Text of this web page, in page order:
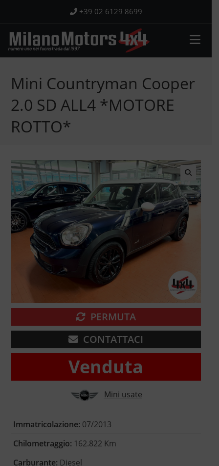
contenuto
+39 02 6129 8699
Mini Countryman Cooper
2.0 SD ALL4 *MOTORE
ROTTO*
🔍
PERMUTA
CONTATTACI
Venduta
Mini usate
Immatricolazione: 07/2013
Chilometraggio: 162.822 Km
Carburante: Diesel